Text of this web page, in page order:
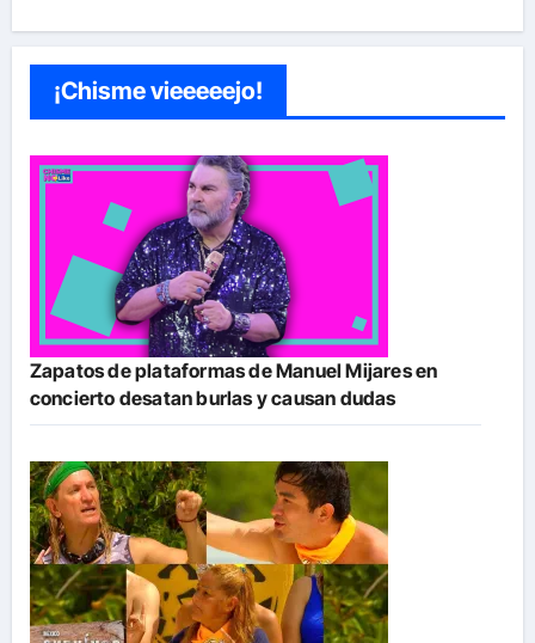
¡Chisme vieeeeejo!
Zapatos de plataformas de Manuel Mijares en
concierto desatan burlas y causan dudas